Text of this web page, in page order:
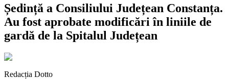
Ședință a Consiliului Județean Constanța.
Au fost aprobate modificări în liniile de
gardă de la Spitalul Județean
Redacția Dotto